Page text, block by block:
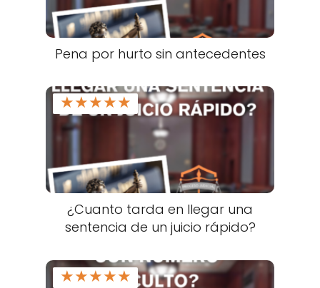
Pena por hurto sin antecedentes
★★★★★
¿Cuanto tarda en llegar una
sentencia de un juicio rápido?
★★★★★